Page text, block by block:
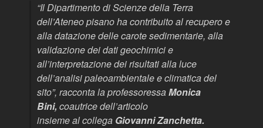
“Il Dipartimento di Scienze della Terra
dell’Ateneo pisano ha contribuito al recupero e
alla datazione delle carote sedimentarie, alla
validazione dei dati geochimici e
all’interpretazione dei risultati alla luce
dell’analisi paleoambientale e climatica del
sito”, racconta la professoressaMonica
Bini, coautrice dell’articolo
insieme al collega Giovanni Zanchetta.